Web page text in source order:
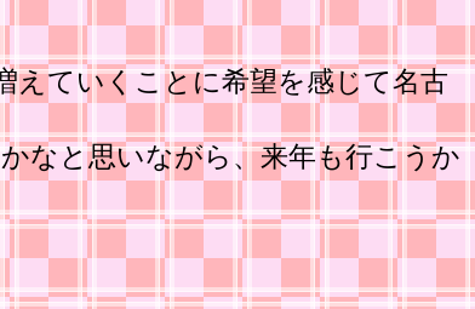
えていくことに希望を感じて名古
なと思いながら、来年も行こうか